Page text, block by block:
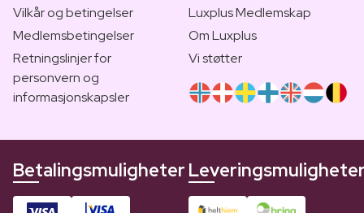
Vilkår og betingelser
Medlemsbetingelser
Retningslinjer for
personvern og
informasjonskapsler
Luxplus Medlemskap
Om Luxplus
Vi støtter
Betalingsmuligheter